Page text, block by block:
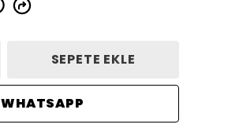
SEPETE EKLE
WHATSAPP